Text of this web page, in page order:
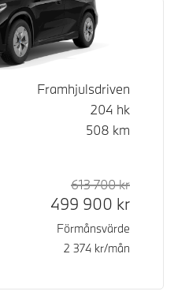
Framhjulsdriven
204 hk
508 km
Rek. ord
613 700kr
499 900 kr
Förmånsvärde
2 374 kr/mån